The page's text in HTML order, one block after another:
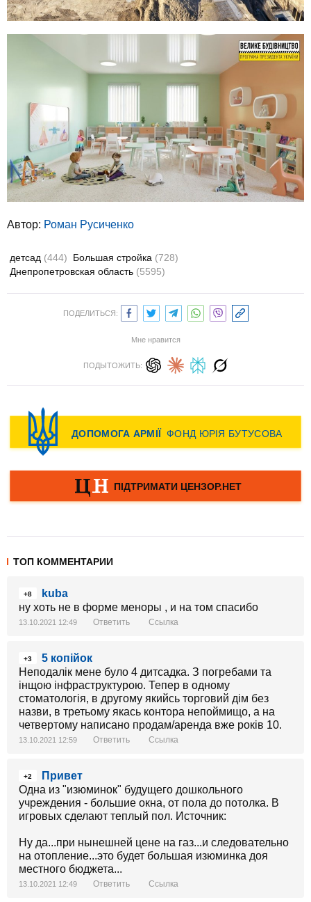
Автор: Роман Русиченко
детсад (444) Большая стройка (728)
Днепропетровская область (5595)
ПОДЕЛИТЬСЯ:
Мне нравится
ПОДЫТОЖИТЬ:
ТОП КОММЕНТАРИИ
+8
kuba
ну хоть не в форме меноры , и на том спасибо
13.10.2021 12:49 Ответить Ссылка
+3
5 копійок
Неподалік мене було 4 дитсадка. З погребами та
інщою інфраструктурою. Тепер в одному
стоматологія, в другому якийсь торговий дім без
назви, в третьому якась контора непоймищо, а на
четвертому написано продам/аренда вже років 10.
13.10.2021 12:59 Ответить Ссылка
+2
Привет
Одна из "изюминок" будущего дошкольного
учреждения - большие окна, от пола до потолка. В
игровых сделают теплый пол. Источник:
Ну да...при нынешней цене на газ...и следовательно
на отопление...это будет большая изюминка доя
местного бюджета...
13.10.2021 12:49 Ответить Ссылка